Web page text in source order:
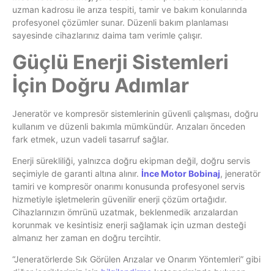
uzman kadrosu ile arıza tespiti, tamir ve bakım konularında
profesyonel çözümler sunar. Düzenli bakım planlaması
sayesinde cihazlarınız daima tam verimle çalışır.
Güçlü Enerji Sistemleri
İçin Doğru Adımlar
Jeneratör ve kompresör sistemlerinin güvenli çalışması, doğru
kullanım ve düzenli bakımla mümkündür. Arızaları önceden
fark etmek, uzun vadeli tasarruf sağlar.
Enerji sürekliliği, yalnızca doğru ekipman değil, doğru servis
seçimiyle de garanti altına alınır. İnce Motor Bobinaj, jeneratör
tamiri ve kompresör onarımı konusunda profesyonel servis
hizmetiyle işletmelerin güvenilir enerji çözüm ortağıdır.
Cihazlarınızın ömrünü uzatmak, beklenmedik arızalardan
korunmak ve kesintisiz enerji sağlamak için uzman desteği
almanız her zaman en doğru tercihtir.
“Jeneratörlerde Sık Görülen Arızalar ve Onarım Yöntemleri” gibi